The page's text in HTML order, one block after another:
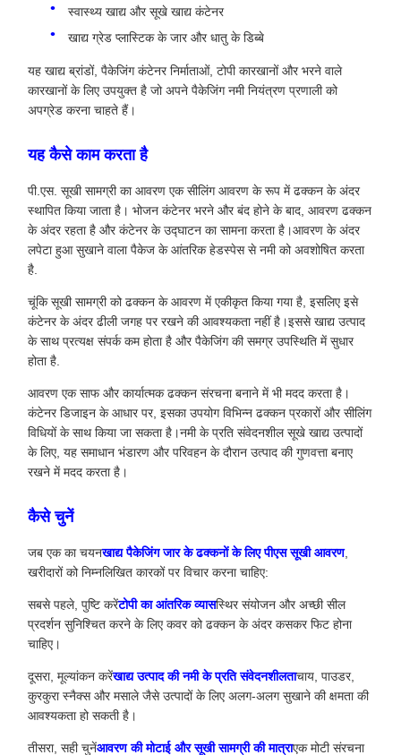
स्वास्थ्य खाद्य और सूखे खाद्य कंटेनर
खाद्य ग्रेड प्लास्टिक के जार और धातु के डिब्बे
यह खाद्य ब्रांडों, पैकेजिंग कंटेनर निर्माताओं, टोपी कारखानों और भरने वाले
कारखानों के लिए उपयुक्त है जो अपने पैकेजिंग नमी नियंत्रण प्रणाली को
अपग्रेड करना चाहते हैं।
यह कैसे काम करता है
पी.एस. सूखी सामग्री का आवरण एक सीलिंग आवरण के रूप में ढक्कन के अंदर
स्थापित किया जाता है। भोजन कंटेनर भरने और बंद होने के बाद, आवरण ढक्कन
के अंदर रहता है और कंटेनर के उद्घाटन का सामना करता है।आवरण के अंदर
लपेटा हुआ सुखाने वाला पैकेज के आंतरिक हेडस्पेस से नमी को अवशोषित करता
है.
चूंकि सूखी सामग्री को ढक्कन के आवरण में एकीकृत किया गया है, इसलिए इसे
कंटेनर के अंदर ढीली जगह पर रखने की आवश्यकता नहीं है।इससे खाद्य उत्पाद
के साथ प्रत्यक्ष संपर्क कम होता है और पैकेजिंग की समग्र उपस्थिति में सुधार
होता है.
आवरण एक साफ और कार्यात्मक ढक्कन संरचना बनाने में भी मदद करता है।
कंटेनर डिजाइन के आधार पर, इसका उपयोग विभिन्न ढक्कन प्रकारों और सीलिंग
विधियों के साथ किया जा सकता है।नमी के प्रति संवेदनशील सूखे खाद्य उत्पादों
के लिए, यह समाधान भंडारण और परिवहन के दौरान उत्पाद की गुणवत्ता बनाए
रखने में मदद करता है।
कैसे चुनें
जब एक का चयनखाद्य पैकेजिंग जार के ढक्कनों के लिए पीएस सूखी आवरण,
खरीदारों को निम्नलिखित कारकों पर विचार करना चाहिए:
सबसे पहले, पुष्टि करेंटोपी का आंतरिक व्यासस्थिर संयोजन और अच्छी सील
प्रदर्शन सुनिश्चित करने के लिए कवर को ढक्कन के अंदर कसकर फिट होना
चाहिए।
दूसरा, मूल्यांकन करेंखाद्य उत्पाद की नमी के प्रति संवेदनशीलताचाय, पाउडर,
कुरकुरा स्नैक्स और मसाले जैसे उत्पादों के लिए अलग-अलग सुखाने की क्षमता की
आवश्यकता हो सकती है।
तीसरा, सही चुनेंआवरण की मोटाई और सूखी सामग्री की मात्राएक मोटी संरचना